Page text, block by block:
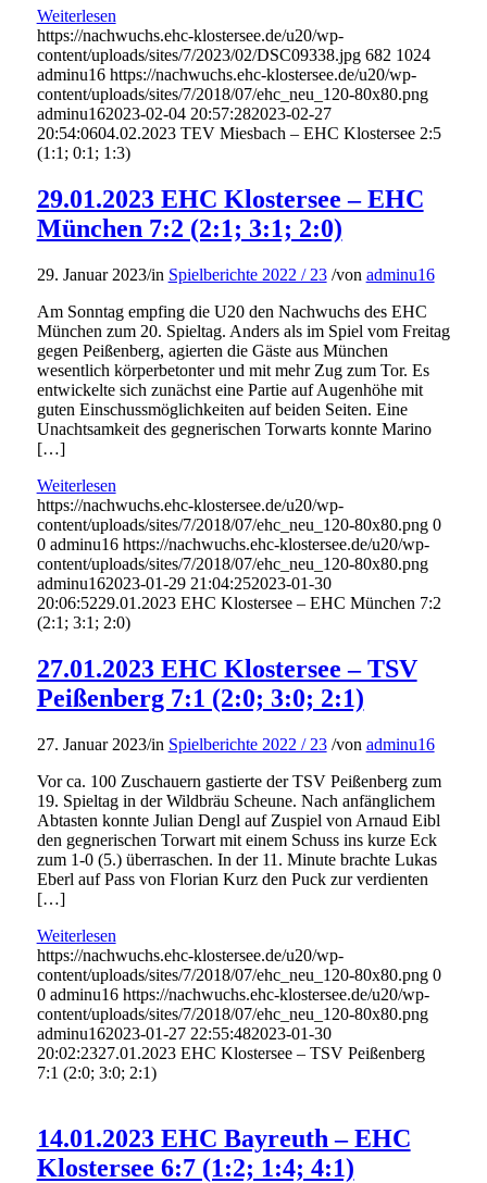
Weiterlesen
https://nachwuchs.ehc-klostersee.de/u20/wp-
content/uploads/sites/7/2023/02/DSC09338.jpg 682 1024
adminu16 https://nachwuchs.ehc-klostersee.de/u20/wp-
content/uploads/sites/7/2018/07/ehc_neu_120-80x80.png
adminu162023-02-04 20:57:282023-02-27
20:54:0604.02.2023 TEV Miesbach – EHC Klostersee 2:5
(1:1; 0:1; 1:3)
29.01.2023 EHC Klostersee – EHC
München 7:2 (2:1; 3:1; 2:0)
29. Januar 2023/in Spielberichte 2022 / 23 /von adminu16
Am Sonntag empfing die U20 den Nachwuchs des EHC
München zum 20. Spieltag. Anders als im Spiel vom Freitag
gegen Peißenberg, agierten die Gäste aus München
wesentlich körperbetonter und mit mehr Zug zum Tor. Es
entwickelte sich zunächst eine Partie auf Augenhöhe mit
guten Einschussmöglichkeiten auf beiden Seiten. Eine
Unachtsamkeit des gegnerischen Torwarts konnte Marino
[…]
Weiterlesen
https://nachwuchs.ehc-klostersee.de/u20/wp-
content/uploads/sites/7/2018/07/ehc_neu_120-80x80.png 0
0 adminu16 https://nachwuchs.ehc-klostersee.de/u20/wp-
content/uploads/sites/7/2018/07/ehc_neu_120-80x80.png
adminu162023-01-29 21:04:252023-01-30
20:06:5229.01.2023 EHC Klostersee – EHC München 7:2
(2:1; 3:1; 2:0)
27.01.2023 EHC Klostersee – TSV
Peißenberg 7:1 (2:0; 3:0; 2:1)
27. Januar 2023/in Spielberichte 2022 / 23 /von adminu16
Vor ca. 100 Zuschauern gastierte der TSV Peißenberg zum
19. Spieltag in der Wildbräu Scheune. Nach anfänglichem
Abtasten konnte Julian Dengl auf Zuspiel von Arnaud Eibl
den gegnerischen Torwart mit einem Schuss ins kurze Eck
zum 1-0 (5.) überraschen. In der 11. Minute brachte Lukas
Eberl auf Pass von Florian Kurz den Puck zur verdienten
[…]
Weiterlesen
https://nachwuchs.ehc-klostersee.de/u20/wp-
content/uploads/sites/7/2018/07/ehc_neu_120-80x80.png 0
0 adminu16 https://nachwuchs.ehc-klostersee.de/u20/wp-
content/uploads/sites/7/2018/07/ehc_neu_120-80x80.png
adminu162023-01-27 22:55:482023-01-30
20:02:2327.01.2023 EHC Klostersee – TSV Peißenberg
7:1 (2:0; 3:0; 2:1)
14.01.2023 EHC Bayreuth – EHC
Klostersee 6:7 (1:2; 1:4; 4:1)